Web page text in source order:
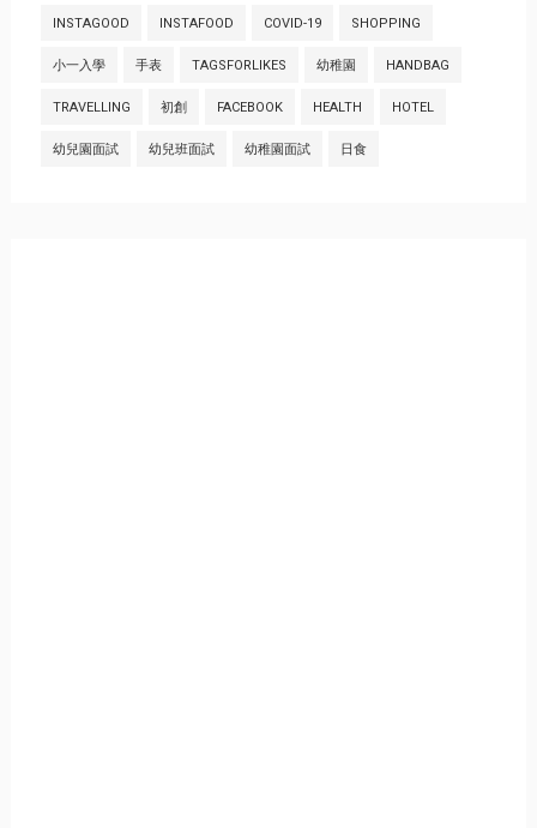
INSTAGOOD INSTAFOOD COVID-19 SHOPPING
小一入學 手表 TAGSFORLIKES 幼稚園 HANDBAG
TRAVELLING 初創 FACEBOOK HEALTH HOTEL
幼兒園面試 幼兒班面試 幼稚園面試 日食